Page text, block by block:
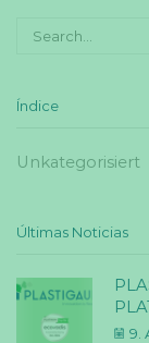
Índice
Unkategorisiert
Últimas Noticias
9.